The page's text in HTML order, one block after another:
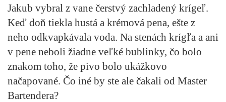
Jakub vybral z vane čerstvý zachladený krígeľ.
Keď doň tiekla hustá a krémová pena, ešte z
neho odkvapkávala voda. Na stenách krígľa a ani
v pene neboli žiadne veľké bublinky, čo bolo
znakom toho, že pivo bolo ukážkovo
načapované. Čo iné by ste ale čakali od Master
Bartendera?